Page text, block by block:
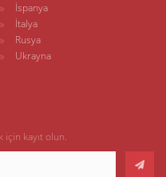
İspanya
İtalya
Rusya
Ukrayna
için kayıt olun.